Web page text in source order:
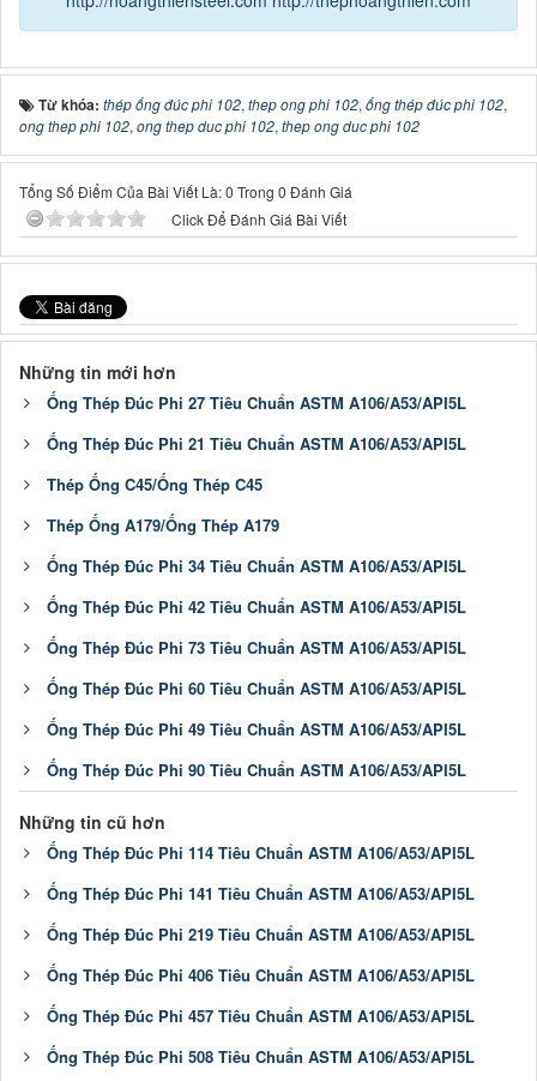
Từ khóa: thép ống đúc phi 102, thep ong phi 102, ống thép đúc phi 102,
ong thep phi 102, ong thep duc phi 102, thep ong duc phi 102
Tổng Số Điểm Của Bài Viết Là: 0 Trong 0 Đánh Giá
Click Để Đánh Giá Bài Viết
Những tin mới hơn
Ống Thép Đúc Phi 27 Tiêu Chuẩn ASTM A106/A53/API5L
Ống Thép Đúc Phi 21 Tiêu Chuẩn ASTM A106/A53/API5L
Thép Ống C45/Ống Thép C45
Thép Ống A179/Ống Thép A179
Ống Thép Đúc Phi 34 Tiêu Chuẩn ASTM A106/A53/API5L
Ống Thép Đúc Phi 42 Tiêu Chuẩn ASTM A106/A53/API5L
Ống Thép Đúc Phi 73 Tiêu Chuẩn ASTM A106/A53/API5L
Ống Thép Đúc Phi 60 Tiêu Chuẩn ASTM A106/A53/API5L
Ống Thép Đúc Phi 49 Tiêu Chuẩn ASTM A106/A53/API5L
Ống Thép Đúc Phi 90 Tiêu Chuẩn ASTM A106/A53/API5L
Những tin cũ hơn
Ống Thép Đúc Phi 114 Tiêu Chuẩn ASTM A106/A53/API5L
Ống Thép Đúc Phi 141 Tiêu Chuẩn ASTM A106/A53/API5L
Ống Thép Đúc Phi 219 Tiêu Chuẩn ASTM A106/A53/API5L
Ống Thép Đúc Phi 406 Tiêu Chuẩn ASTM A106/A53/API5L
Ống Thép Đúc Phi 457 Tiêu Chuẩn ASTM A106/A53/API5L
Ống Thép Đúc Phi 508 Tiêu Chuẩn ASTM A106/A53/API5L